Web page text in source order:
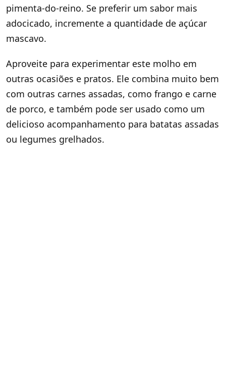
pimenta-do-reino. Se preferir um sabor mais
adocicado, incremente a quantidade de açúcar
mascavo.
Aproveite para experimentar este molho em
outras ocasiões e pratos. Ele combina muito bem
com outras carnes assadas, como frango e carne
de porco, e também pode ser usado como um
delicioso acompanhamento para batatas assadas
ou legumes grelhados.